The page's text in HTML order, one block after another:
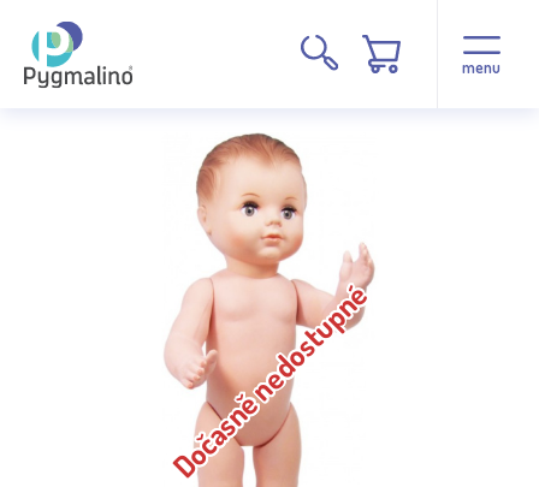
menu
Dočasně nedostupné